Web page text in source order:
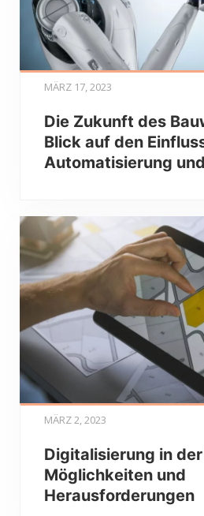
MÄRZ 17, 2023
Die Zukunft des
Blick auf den
Automatisierung
MÄRZ 2, 2023
Digitalisierung in
Möglichkeiten und
Herausforderungen